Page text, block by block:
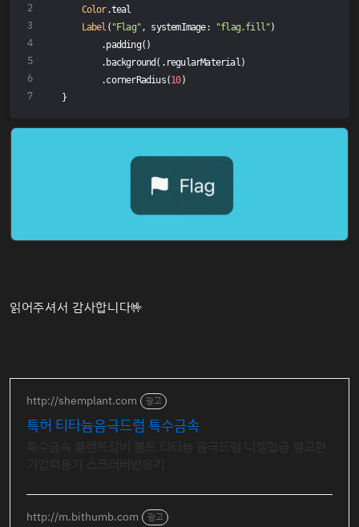
Color.teal
Label ( "Flag", systemImage: "flag.fill")
        .padding()
        .background(.regularMaterial)
        .cornerRadius(
10)
}
읽어주셔서 감사합니다🤟
http://shemplant.com 광고
특허 티타늄음극드럼 특수금속
http://m.bithumb.com 광고